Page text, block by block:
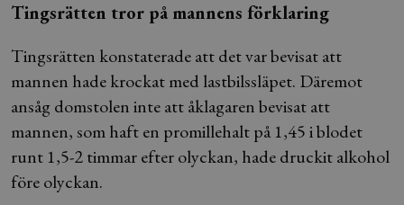
Tingsrätten tror på mannens förklaring
Tingsrätten konstaterade att det var bevisat att
mannen hade krockat med lastbilssläpet. Däremot
ansåg domstolen inte att åklagaren bevisat att
mannen, som haft en promillehalt på 1,45 i blodet
runt 1,5-2 timmar efter olyckan, hade druckit alkohol
före olyckan.